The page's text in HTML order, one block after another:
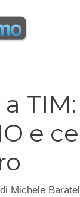
a
e
di Michele